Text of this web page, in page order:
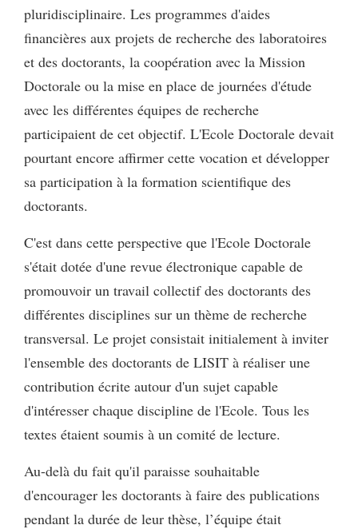
pluridisciplinaire. Les programmes d'aides
financières aux projets de recherche des laboratoires
et des doctorants, la coopération avec la Mission
Doctorale ou la mise en place de journées d'étude
avec les différentes équipes de recherche
participaient de cet objectif. L'Ecole Doctorale devait
pourtant encore affirmer cette vocation et développer
sa participation à la formation scientifique des
doctorants.
C'est dans cette perspective que l'Ecole Doctorale
s'était dotée d'une revue électronique capable de
promouvoir un travail collectif des doctorants des
différentes disciplines sur un thème de recherche
transversal. Le projet consistait initialement à inviter
l'ensemble des doctorants de LISIT à réaliser une
contribution écrite autour d'un sujet capable
d'intéresser chaque discipline de l'Ecole. Tous les
textes étaient soumis à un comité de lecture.
Au-delà du fait qu'il paraisse souhaitable
d'encourager les doctorants à faire des publications
pendant la durée de leur thèse, l’équipe était